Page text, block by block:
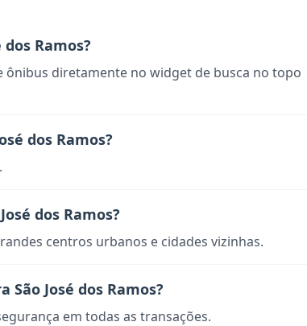
Ramos?
ônibus diretamente no widget de busca no topo
dos Ramos?
dos Ramos?
centros urbanos e cidades vizinhas.
José dos Ramos?
em todas as transações.